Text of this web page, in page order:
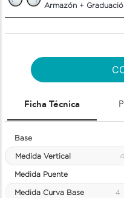
Armazón +
Ficha Técnica
Base
Medida Vertical
Medida Puente
Medida Curva Base 4